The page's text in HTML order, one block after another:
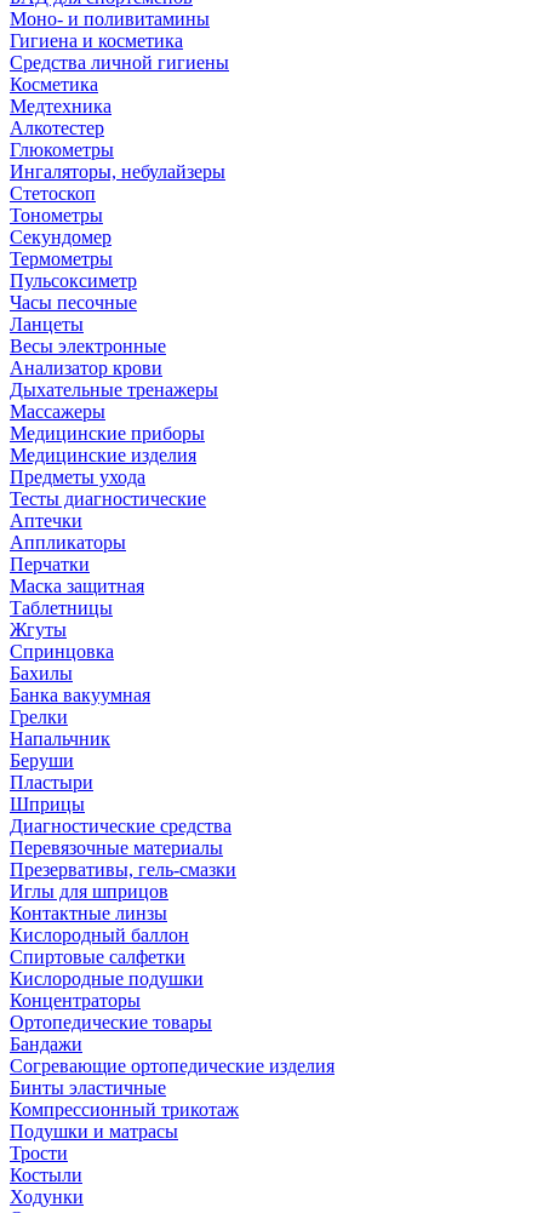
Моно- и поливитамины
Гигиена и косметика
Средства личной гигиены
Косметика
Медтехника
Алкотестер
Глюкометры
Ингаляторы, небулайзеры
Стетоскоп
Тонометры
Секундомер
Термометры
Пульсоксиметр
Часы песочные
Ланцеты
Весы электронные
Анализатор крови
Дыхательные тренажеры
Массажеры
Медицинские приборы
Медицинские изделия
Предметы ухода
Тесты диагностические
Аптечки
Аппликаторы
Перчатки
Маска защитная
Таблетницы
Жгуты
Спринцовка
Бахилы
Банка вакуумная
Грелки
Напальчник
Беруши
Пластыри
Шприцы
Диагностические средства
Перевязочные материалы
Презервативы, гель-смазки
Иглы для шприцов
Контактные линзы
Кислородный баллон
Спиртовые салфетки
Кислородные подушки
Концентраторы
Ортопедические товары
Бандажи
Согревающие ортопедические изделия
Бинты эластичные
Компрессионный трикотаж
Подушки и матрасы
Трости
Костыли
Ходунки